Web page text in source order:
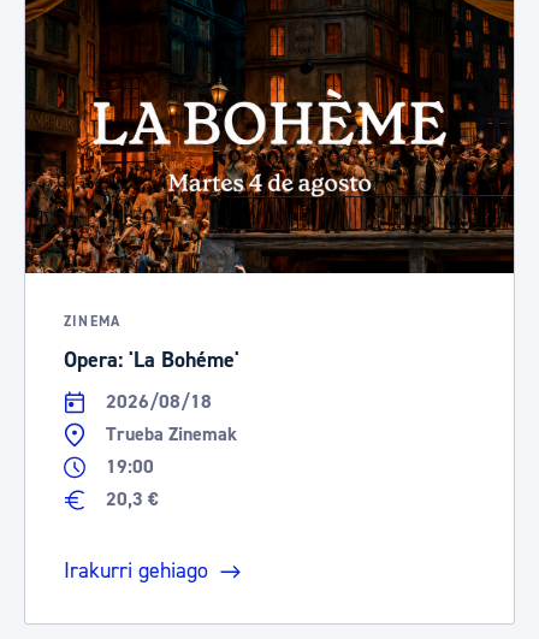
ZINEMA
Opera: 'La Bohéme'
2026/08/18
Trueba Zinemak
19:00
20,3 €
Irakurri gehiago